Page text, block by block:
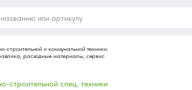
строительной спец. техники